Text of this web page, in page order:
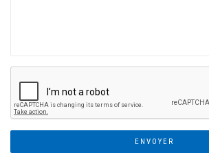
ENVOYER